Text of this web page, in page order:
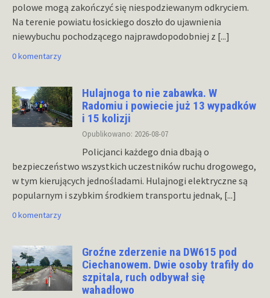
polowe mogą zakończyć się niespodziewanym odkryciem.
Na terenie powiatu łosickiego doszło do ujawnienia
niewybuchu pochodzącego najprawdopodobniej z [...]
0 komentarzy
Hulajnoga to nie zabawka. W
Radomiu i powiecie już 13 wypadków
i 15 kolizji
Opublikowano: 2026-08-07
Policjanci każdego dnia dbają o
bezpieczeństwo wszystkich uczestników ruchu drogowego,
w tym kierujących jednośladami. Hulajnogi elektryczne są
popularnym i szybkim środkiem transportu jednak, [...]
0 komentarzy
Groźne zderzenie na DW615 pod
Ciechanowem. Dwie osoby trafiły do
szpitala, ruch odbywał się
wahadłowo